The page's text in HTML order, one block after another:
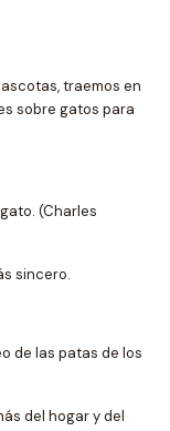
traemos en
sobre gatos para
(Charles
sincero.
de las patas de los
del hogar y del